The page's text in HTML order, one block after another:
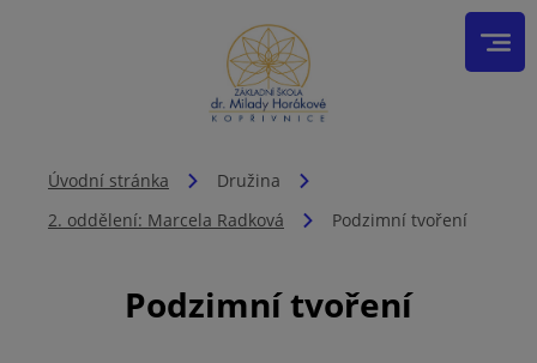
Úvodní stránka
Družina
2. oddělení: Marcela Radková
Podzimní tvoření
Podzimní tvoření